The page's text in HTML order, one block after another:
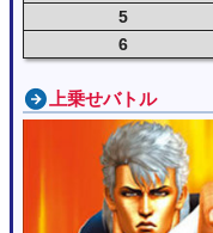
5
6
上乗せバトル